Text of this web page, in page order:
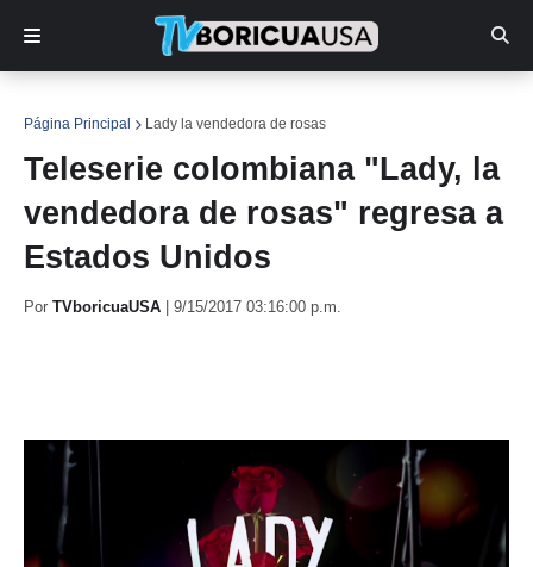
Página Principal Lady la vendedora de rosas
Teleserie colombiana "Lady, la
vendedora de rosas" regresa a
Estados Unidos
Por TVboricuaUSA 9/15/2017 03:16:00 p.m.